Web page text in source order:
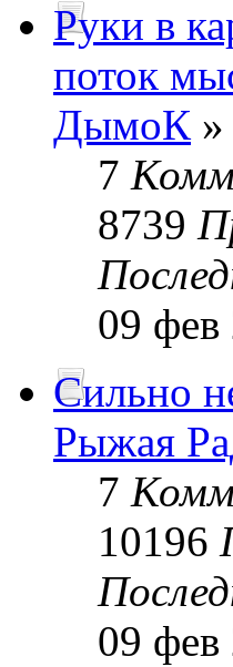
Руки в
поток
ДымоК
7
8739
09 фев
Сильно
Рыжая
7
10196
09 фев